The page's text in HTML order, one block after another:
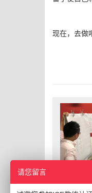
现在，去做
请您留言